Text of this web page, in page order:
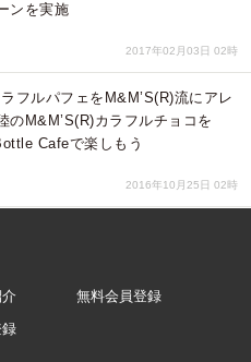
ンを実施
2017年02月03日 02時
フルパフェをM&M’S(R)流にアレ
のM&M’S(R)カラフルチョコを
Cafeで楽しもう
2016年10月25日 02時
無料会員登録
録